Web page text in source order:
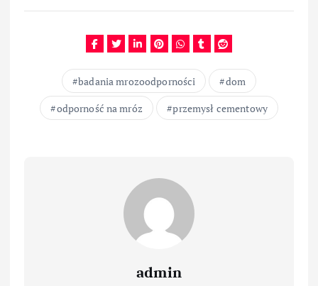
badania mrozoodporności
dom
odporność na mróz
przemysł cementowy
admin